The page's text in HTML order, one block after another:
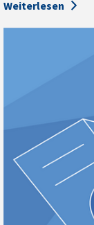
Weiterlesen